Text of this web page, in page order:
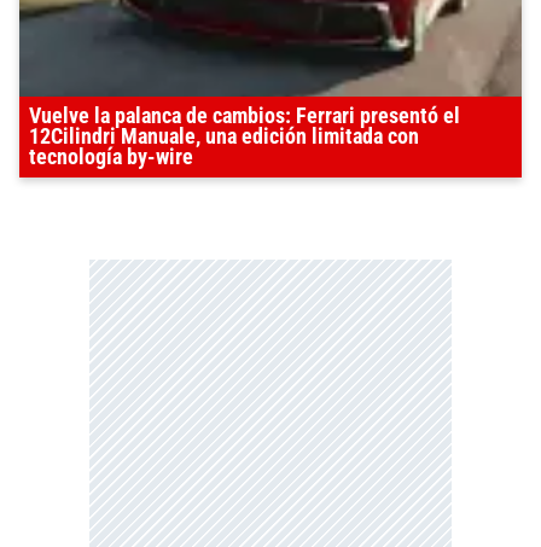
Vuelve la palanca de cambios: Ferrari presentó el
12Cilindri Manuale, una edición limitada con
tecnología by-wire